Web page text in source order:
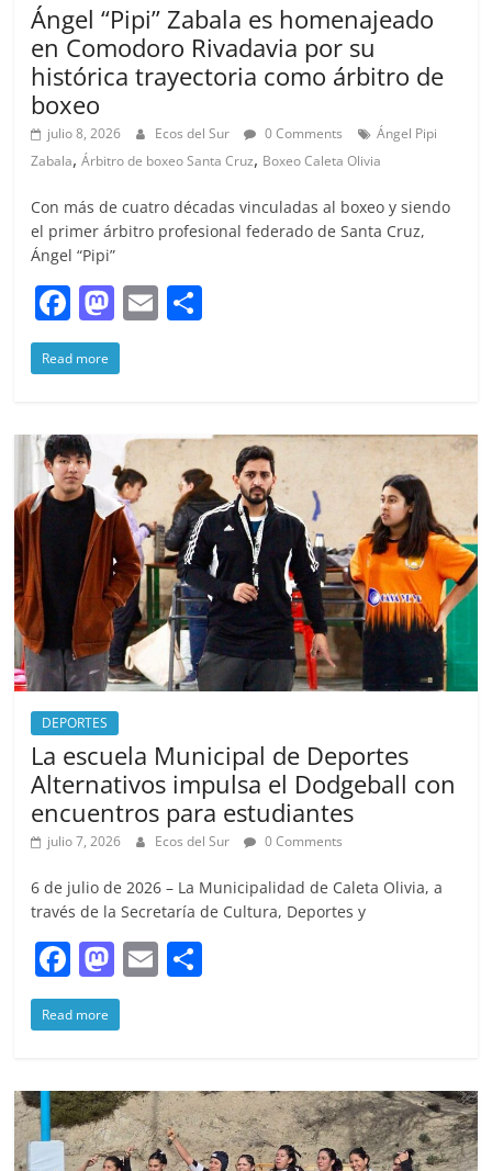
Ángel “Pipi” Zabala es homenajeado
en Comodoro Rivadavia por su
histórica trayectoria como árbitro de
boxeo
julio 8, 2026 Ecos del Sur 0 Comments
Ángel Pipi
Zabala,Árbitro de boxeo Santa Cruz, Boxeo Caleta Olivia
Con más de cuatro décadas vinculadas al boxeo y siendo
el primer árbitro profesional federado de Santa Cruz,
Ángel “Pipi”
F
a
c
b
o
o
k
M
a
st
d
o
n
E
Read more
DEPORTES
La escuela Municipal de Deportes
Alternativos impulsa el Dodgeball con
encuentros para estudiantes
julio 7, 2026 Ecos del Sur 0 Comments
6 de julio de 2026 – La Municipalidad de Caleta Olivia, a
través de la Secretaría de Cultura, Deportes y
F
a
c
b
o
M
a
st
d
o
E
Read more